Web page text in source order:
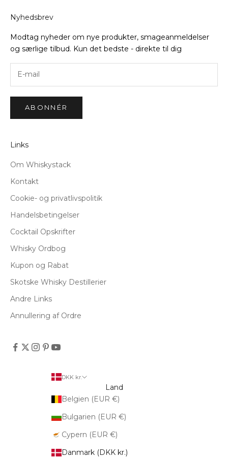
Nyhedsbrev
Modtag nyheder om nye produkter, smageanmeldelser
og særlige tilbud. Kun det bedste - direkte til dig
ABONNÉR
Links
Om Whiskystack
Kontakt
Cookie- og privatlivspolitik
Handelsbetingelser
Cocktail Opskrifter
Whisky Ordbog
Kupon og Rabat
Skotske Whisky Destillerier
Andre Links
Annullering af Ordre
DKK kr.
Land
Belgien (EUR €)
Bulgarien (EUR €)
Cypern (EUR €)
Danmark (DKK kr.)